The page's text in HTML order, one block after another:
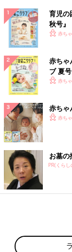
してみて>
葉もの野菜や根菜
も多いようです。
ると、突然食べる
てずっと避け続け
炊などに入れて食
Ｑ 食事中に歌った
Ａ 歌を歌う程度な
を
食事の間に歌を歌
から降りて食卓を
ら、きっぱりと「
です。時間は、30
す。
おっぱいやミルク
ようになると、体
育児の
秋号』
いっぱ
赤ち
赤ちゃ
ブ 夏
く！赤ち
赤ちゃ
赤ち
お墓の
PR(くら